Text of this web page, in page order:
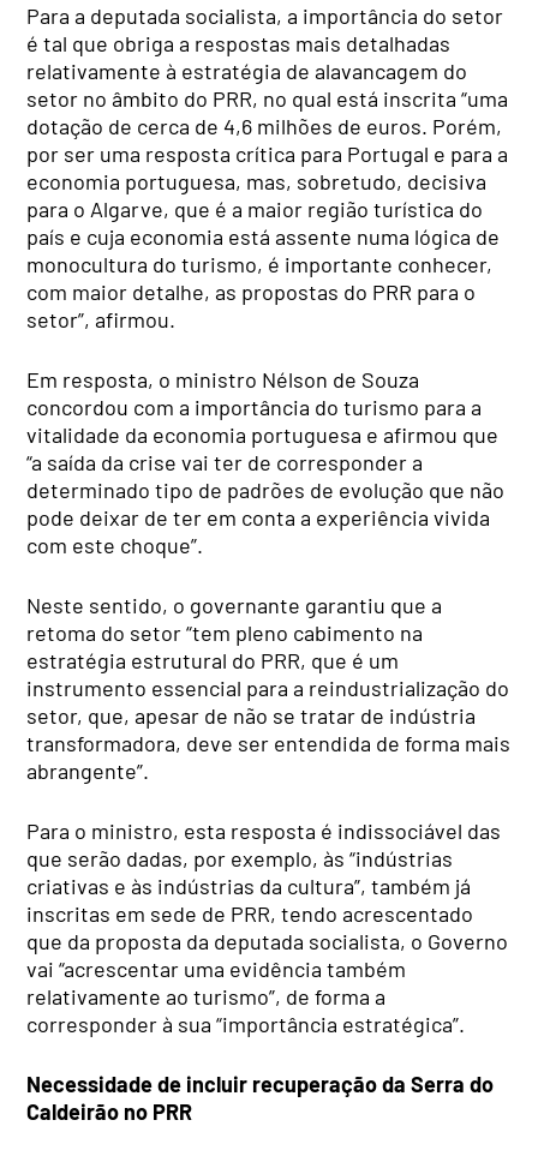
Para a deputada socialista, a importância do setor
é tal que obriga a respostas mais detalhadas
relativamente à estratégia de alavancagem do
setor no âmbito do PRR, no qual está inscrita “uma
dotação de cerca de 4,6 milhões de euros. Porém,
por ser uma resposta crítica para Portugal e para a
economia portuguesa, mas, sobretudo, decisiva
para o Algarve, que é a maior região turística do
país e cuja economia está assente numa lógica de
monocultura do turismo, é importante conhecer,
com maior detalhe, as propostas do PRR para o
setor”, afirmou.
Em resposta, o ministro Nélson de Souza
concordou com a importância do turismo para a
vitalidade da economia portuguesa e afirmou que
“a saída da crise vai ter de corresponder a
determinado tipo de padrões de evolução que não
pode deixar de ter em conta a experiência vivida
com este choque”.
Neste sentido, o governante garantiu que a
retoma do setor “tem pleno cabimento na
estratégia estrutural do PRR, que é um
instrumento essencial para a reindustrialização do
setor, que, apesar de não se tratar de indústria
transformadora, deve ser entendida de forma mais
abrangente”.
Para o ministro, esta resposta é indissociável das
que serão dadas, por exemplo, às “indústrias
criativas e às indústrias da cultura”, também já
inscritas em sede de PRR, tendo acrescentado
que da proposta da deputada socialista, o Governo
vai “acrescentar uma evidência também
relativamente ao turismo”, de forma a
corresponder à sua “importância estratégica”.
Necessidade de incluir recuperação da Serra do
Caldeirão no PRR